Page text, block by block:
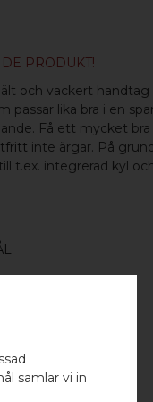
PRODUKT!
och vackert
passar lika bra i en
Få ett mycket
inte ärgar. På
t.ex. integrerad kyl
samlar vi in